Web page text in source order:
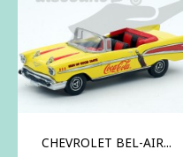
CHEVROLET BEL-AIR...